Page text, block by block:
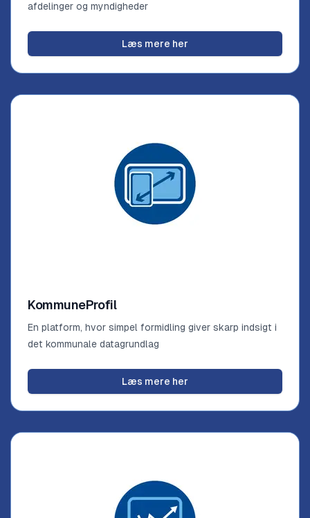
afdelinger og myndigheder
Læs mere her
KommuneProfil
En platform, hvor simpel formidling giver skarp indsigt i
det kommunale datagrundlag
Læs mere her